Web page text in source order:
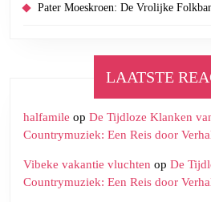
Pater Moeskroen: De Vrolijke
LAATSTE
halfamile op De Tijdloze Klanken
Countrymuziek: Een Reis door
Vibeke vakantie vluchten op De
Countrymuziek: Een Reis door